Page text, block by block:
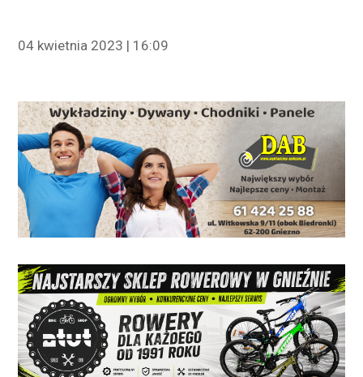
04 kwietnia 2023 | 16:09